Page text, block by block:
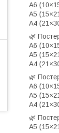
A6
A5
A4
🌿
A6
A5
A4
🌿
A6
A5
A4
🌿
A5